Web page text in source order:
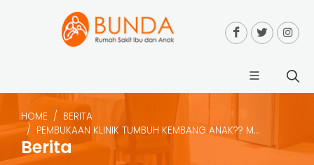
HOME
BERITA
PEMBUKAAN KLINIK TUMBUH KEMBANG ANAK?? M...
Berita